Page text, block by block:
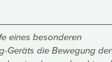
eines besonderen
Geräts die Bewegung der